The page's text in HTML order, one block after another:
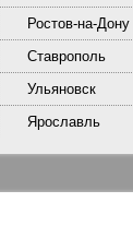
Ростов-на-Дону
Ставрополь
Ульяновск
Ярославль